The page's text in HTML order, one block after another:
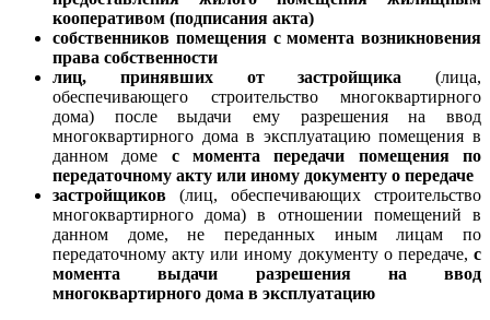
кооперативом (подписания акта)
собственников помещения с момента возникновения
права собственности
лиц, принявших от застройщика (лица,
обеспечивающего строительство многоквартирного
дома) после выдачи ему разрешения на ввод
многоквартирного дома в эксплуатацию помещения в
данном доме с момента передачи помещения по
передаточному акту или иному документу о передаче
застройщиков (лиц, обеспечивающих строительство
многоквартирного дома) в отношении помещений в
данном доме, не переданных иным лицам по
передаточному акту или иному документу о передаче, с
момента выдачи разрешения на ввод
многоквартирного дома в эксплуатацию